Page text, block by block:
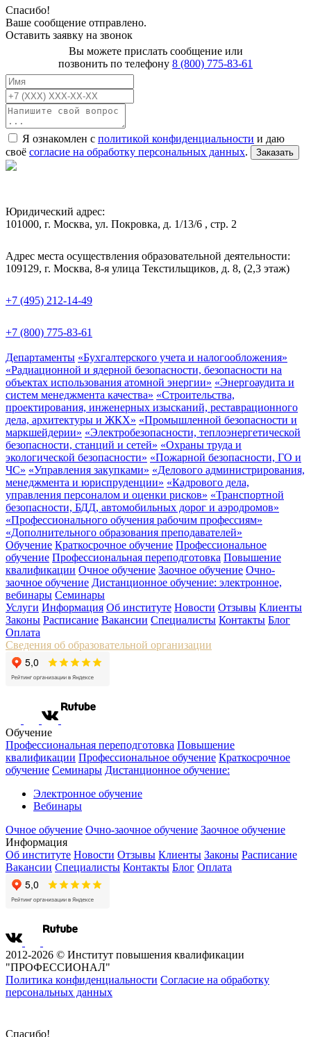
Спасибо!
Ваше сообщение отправлено.
Оставить заявку на звонок
Вы можете прислать сообщение или
позвонить по телефону 8 (800) 775-83-61
Я ознакомлен с политикой конфиденциальности и даю
своё согласие на обработку персональных данных. Заказать
Юридический адрес:
101000, г. Москва, ул. Покровка, д. 1/13/6 , стр. 2
Адрес места осуществления образовательной деятельности:
109129, г. Москва, 8-я улица Текстильщиков, д. 8, (2,3 этаж)
+7 (495) 212-14-49
+7 (800) 775-83-61
Департаменты «Бухгалтерского учета и налогообложения»
«Радиационной и ядерной безопасности, безопасности на
объектах использования атомной энергии» «Энергоаудита и
систем менеджмента качества» «Строительства,
проектирования, инженерных изысканий, реставрационного
дела, архитектуры и ЖКХ» «Промышленной безопасности и
маркшейдерии» «Электробезопасности, теплоэнергетической
безопасности, станций и сетей» «Охраны труда и
экологической безопасности» «Пожарной безопасности, ГО и
ЧС» «Управления закупками» «Делового администрирования,
менеджмента и юриспруденции» «Кадрового дела,
управления персоналом и оценки рисков» «Транспортной
безопасности, БДД, автомобильных дорог и аэродромов»
«Профессионального обучения рабочим профессиям»
«Дополнительного образования преподавателей»
Обучение Краткосрочное обучение Профессиональное
обучение Профессиональная переподготовка Повышение
квалификации Очное обучение Заочное обучение Очно-
заочное обучение Дистанционное обучение: электронное,
вебинары Семинары
Услуги Информация Об институте Новости Отзывы Клиенты
Законы Расписание Вакансии Специалисты Контакты Блог
Оплата
Сведения об образовательной организации
Обучение
Профессиональная переподготовка Повышение
квалификации Профессиональное обучение Краткосрочное
обучение Семинары Дистанционное обучение:
Электронное обучение
Вебинары
Очное обучение Очно-заочное обучение Заочное обучение
Информация
Об институте Новости Отзывы Клиенты Законы Расписание
Вакансии Специалисты Контакты Блог Оплата
2012-2026 © Институт повышения квалификации
"ПРОФЕССИОНАЛ"
Политика конфиденциальности Согласие на обработку
персональных данных
Спасибо!